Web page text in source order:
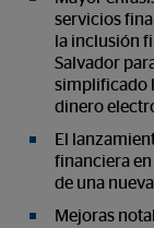
servicios
la inclusión
Salvador
simplificado
dinero
El
financiera en
de una
Mejoras